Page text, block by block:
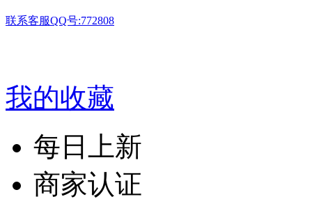
联系客服QQ号:772808
我的收藏
每日上新
商家认证